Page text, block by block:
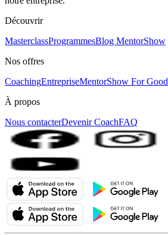
Découvrir
MasterclassProgrammesBlog MentorShow
Nos offres
CoachingEntrepriseMentorShow For Good
À propos
Nous contacterDevenir CoachFAQ